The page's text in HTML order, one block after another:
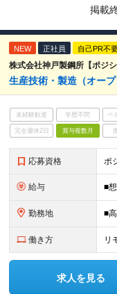
掲載
NEW 正社員 自己PR不
株式会社神戸製鋼所【ポジ
生産技術・製造（オープ
未経験歓迎 学歴不問 ベ
完全週休2日 賞与複数月
応募資格
給与
勤務地
働き方 リ
求人を見る